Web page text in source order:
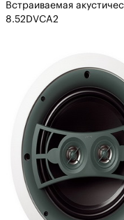
Встраиваемая
8.52DVCA2